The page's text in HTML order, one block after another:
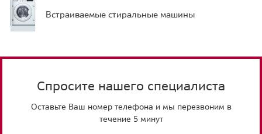
Встраиваемые стиральные машины
Спросите нашего специалиста
Оставьте Ваш номер телефона и мы перезвоним в
течение 5 минут